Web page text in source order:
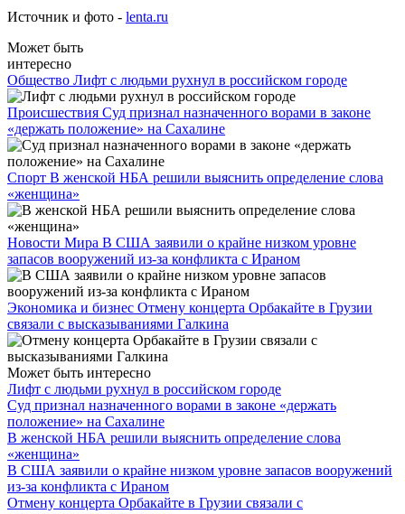
Источник и фото - lenta.ru
Может быть
интересно
Общество Лифт с людьми рухнул в российском городе
Происшествия Суд признал назначенного ворами в законе
«держать положение» на Сахалине
Спорт В женской НБА решили выяснить определение слова
«женщина»
Новости Мира В США заявили о крайне низком уровне
запасов вооружений из-за конфликта с Ираном
Экономика и бизнес Отмену концерта Орбакайте в Грузии
связали с высказываниями Галкина
Может быть интересно
Лифт с людьми рухнул в российском городе
Суд признал назначенного ворами в законе «держать
положение» на Сахалине
В женской НБА решили выяснить определение слова
«женщина»
В США заявили о крайне низком уровне запасов вооружений
из-за конфликта с Ираном
Отмену концерта Орбакайте в Грузии связали с